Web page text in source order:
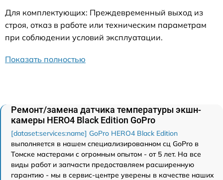
Для комплектующих: Преждевременный выход из
строя, отказ в работе или техническим параметрам
при соблюдении условий эксплуатации.
Показать полностью
Ремонт/замена датчика температуры экшн-
камеры HERO4 Black Edition GoPro
[dataset:services:name] GoPro HERO4 Black Edition
выполняется в нашем специализированном сц GoPro в
Томске мастерами с огромным опытом - от 5 лет. На все
виды работ и запчасти предоставляем расширенную
гарантию - мы в сервис-центре уверены в качестве наших